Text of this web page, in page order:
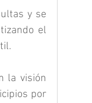
y se
el
la visión
por